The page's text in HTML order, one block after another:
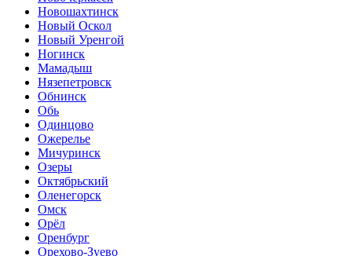
Новошахтинск
Новый Оскол
Новый Уренгой
Ногинск
Мамадыш
Нязепетровск
Обнинск
Обь
Одинцово
Ожерелье
Мичуринск
Озеры
Октябрьский
Оленегорск
Омск
Орёл
Оренбург
Орехово-Зуево